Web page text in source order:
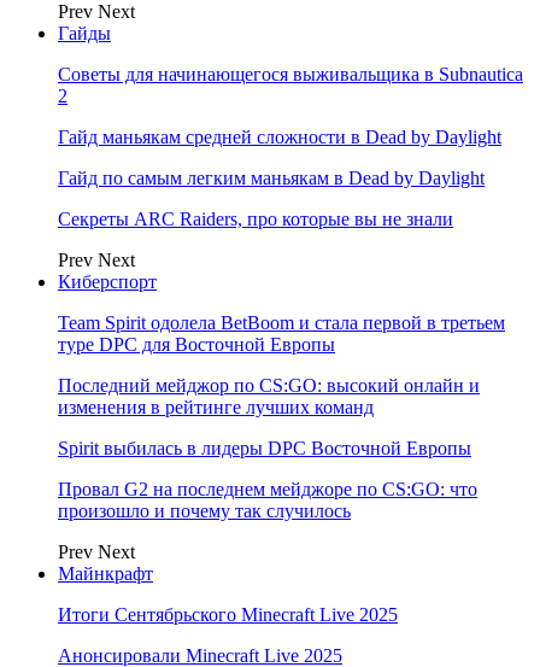
Prev Next
Гайды
Советы для начинающегося выживальщика в Subnautica
2
Гайд маньякам средней сложности в Dead by Daylight
Гайд по самым легким маньякам в Dead by Daylight
Секреты ARC Raiders, про которые вы не знали
Prev Next
Киберспорт
Team Spirit одолела BetBoom и стала первой в третьем
туре DPC для Восточной Европы
Последний мейджор по CS:GO: высокий онлайн и
изменения в рейтинге лучших команд
Spirit выбилась в лидеры DPC Восточной Европы
Провал G2 на последнем мейджоре по CS:GO: что
произошло и почему так случилось
Prev Next
Майнкрафт
Итоги Сентябрьского Minecraft Live 2025
Анонсировали Minecraft Live 2025